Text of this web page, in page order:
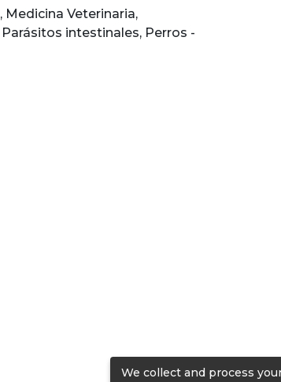
, Medicina Veterinaria,
Parásitos intestinales, Perros -
We collect and process